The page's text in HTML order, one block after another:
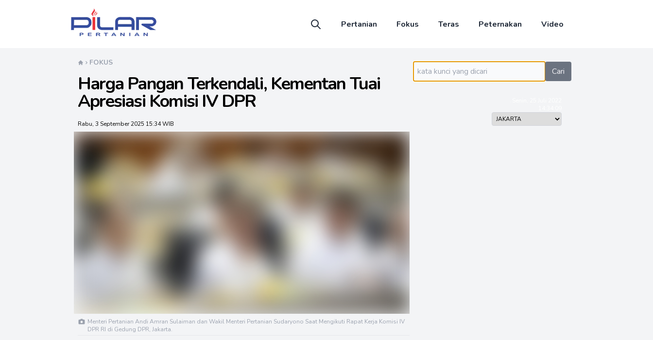
Pilar Pertanian
Pertanian
Fokus Teras Peternakan Video
FOKUS
Harga Pangan Terkendali, Kementan Tuai
Apresiasi Komisi IV DPR
Rabu, 3 September 2025 15:34 WIB
Menteri Pertanian Andi Amran Sulaiman dan Wakil Menteri Pertanian Sudaryono Saat Mengikuti Rapat Kerja Komisi IV
DPR RI di Gedung DPR, Jakarta.
Cari